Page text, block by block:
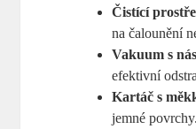
Čistící
na čalounění
Vakuum s
efektivní
Kartáč s
jemné povrchy.